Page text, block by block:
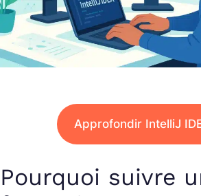
Approfondir IntelliJ
Pourquoi suivre